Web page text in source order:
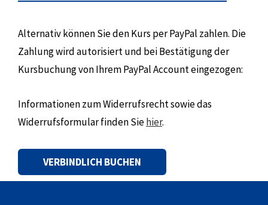
Alternativ können Sie den Kurs per PayPal zahlen. Die
Zahlung wird autorisiert und bei Bestätigung der
Kursbuchung von Ihrem PayPal Account eingezogen:
Informationen zum Widerrufsrecht sowie das
Widerrufsformular finden Siehier.